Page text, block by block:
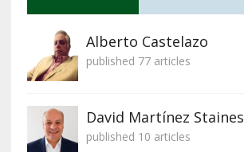
Alberto Castelazo
published 77 articles
David Martínez Staines
published 10 articles